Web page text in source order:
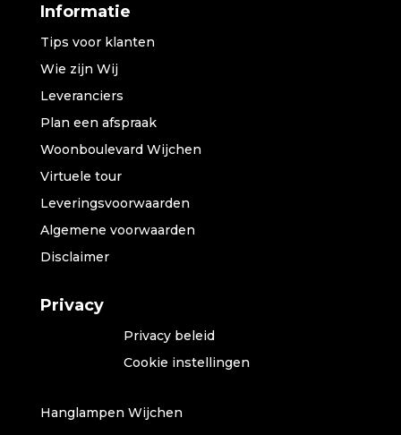
Informatie
Tips voor klanten
Wie zijn Wij
Leveranciers
Plan een afspraak
Woonboulevard Wijchen
Virtuele tour
Leveringsvoorwaarden
Algemene voorwaarden
Disclaimer
Privacy
Privacy beleid
Cookie instellingen
Hanglampen Wijchen